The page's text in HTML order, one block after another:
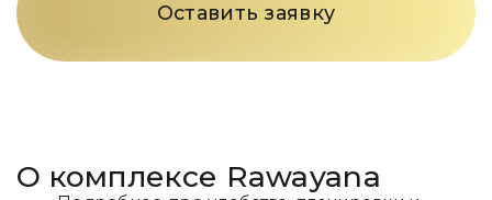
Оставить заявку
О комплексе Rawayana